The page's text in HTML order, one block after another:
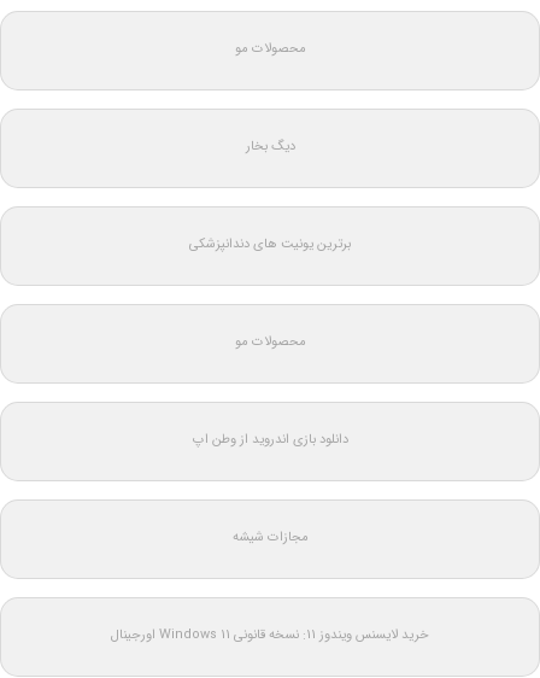
محصولات مو
دیگ بخار
برترین یونیت های دندانپزشکی
محصولات مو
دانلود بازی اندروید از وطن اپ
مجازات شیشه
خرید لایسنس ویندوز 11: نسخه قانونی Windows 11 اورجینال